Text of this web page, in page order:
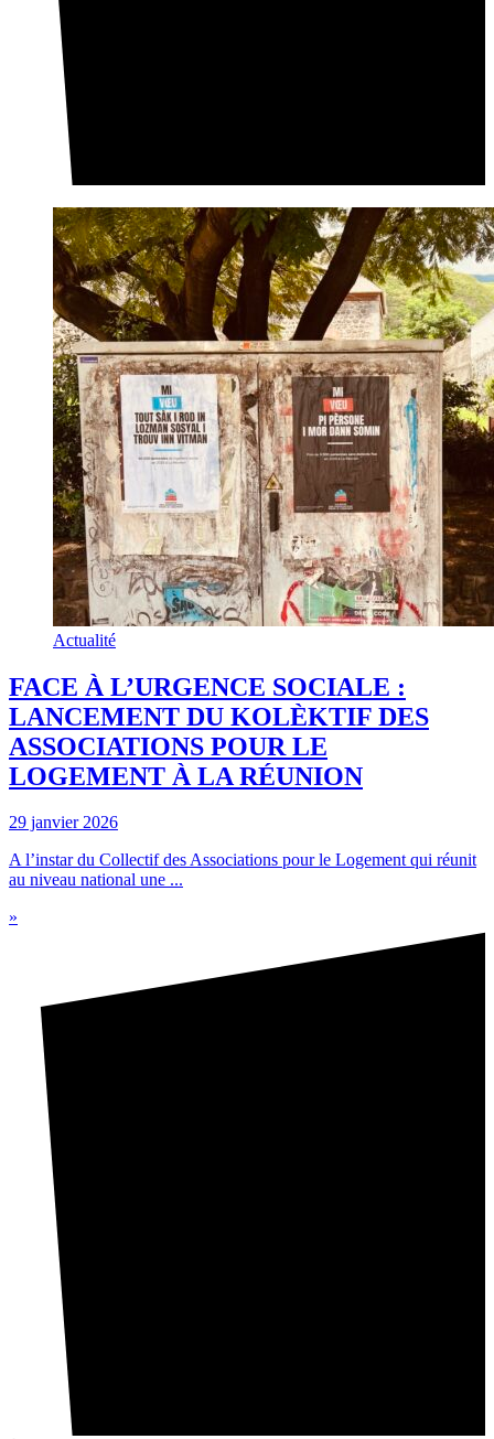
Actualité
FACE À L’URGENCE SOCIALE :
LANCEMENT DU KOLÈKTIF DES
ASSOCIATIONS POUR LE
LOGEMENT À LA RÉUNION
29 janvier 2026
A l’instar du Collectif des Associations pour le Logement qui réunit
au niveau national une ...
»